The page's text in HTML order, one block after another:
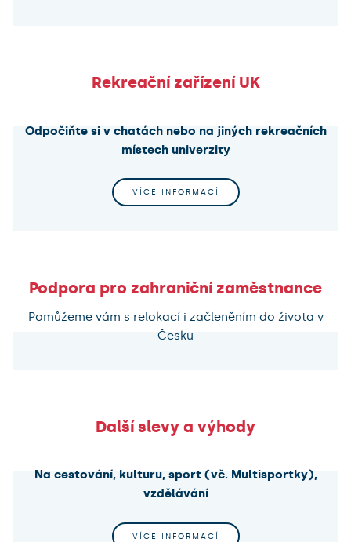
Rekreační zařízení UK
Odpočiňte si v chatách nebo na jiných rekreačních
místech univerzity
VÍCE INFORMACÍ
Podpora pro zahraniční zaměstnance
Pomůžeme vám s relokací i začleněním do života v
Česku
Další slevy a výhody
Na cestování, kulturu, sport (vč. Multisportky),
vzdělávání
VÍCE INFORMACÍ